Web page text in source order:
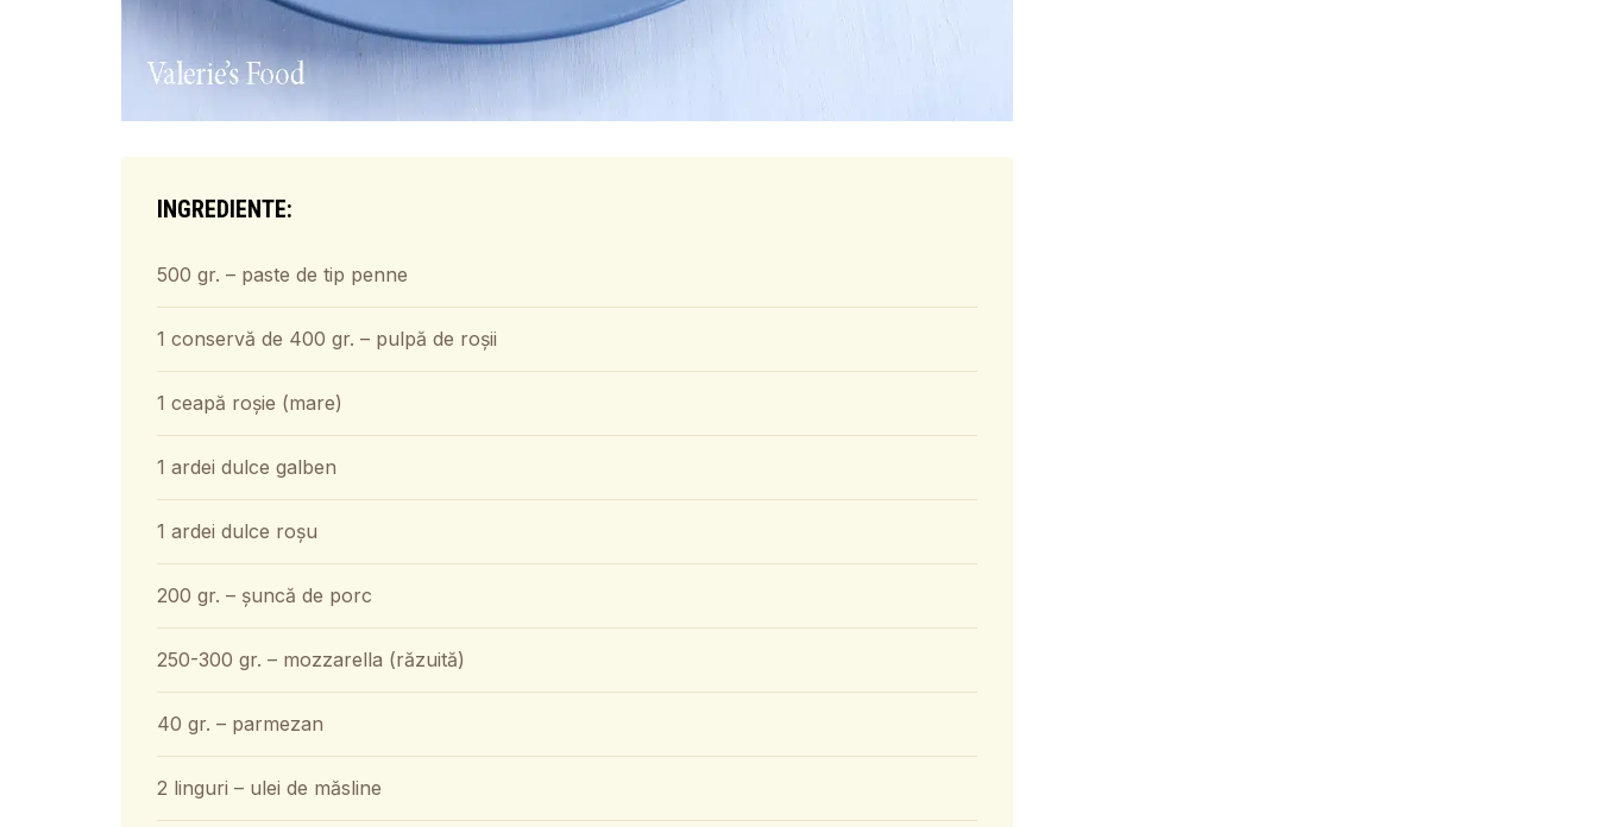
INGREDIENTE:
500 gr. – paste de tip penne
1 conservă de 400 gr. – pulpă de roșii
1 ceapă roșie (mare)
1 ardei dulce galben
1 ardei dulce roșu
200 gr. – șuncă de porc
250-300 gr. – mozzarella (răzuită)
40 gr. – parmezan
2 linguri – ulei de măsline